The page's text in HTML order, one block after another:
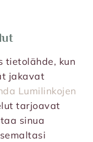
tietolähde, kun
jakavat
Lumilinkojen
tarjoavat
sinua